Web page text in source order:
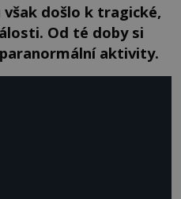
došlo k tragické,
Od té doby si
aktivity.